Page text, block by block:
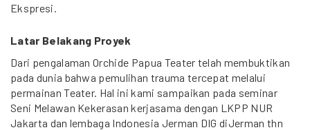
Ekspresi.
Latar Belakang Proyek
Dari pengalaman Orchide Papua Teater telah membuktikan
pada dunia bahwa pemulihan trauma tercepat melalui
permainan Teater. Hal ini kami sampaikan pada seminar
Seni Melawan Kekerasan kerjasama dengan LKPP NUR
Jakarta dan lembaga Indonesia Jerman DIG diJerman thn